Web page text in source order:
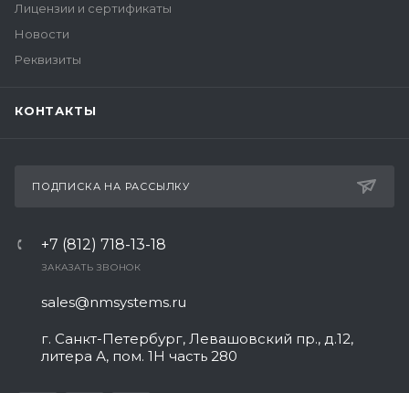
Лицензии и сертификаты
Новости
Реквизиты
КОНТАКТЫ
ПОДПИСКА НА РАССЫЛКУ
+7 (812) 718-13-18
ЗАКАЗАТЬ ЗВОНОК
sales@nmsystems.ru
г. Санкт-Петербург, Левашовский пр., д.12,
литера А, пом. 1Н часть 280